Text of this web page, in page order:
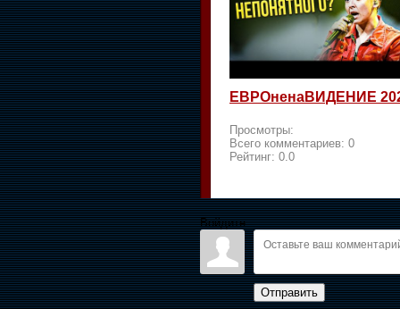
ЕВРОненаВИДЕНИЕ
Просмотры:
Всего комментариев: 0
Рейтинг: 0.0
Войдите:
Отправить